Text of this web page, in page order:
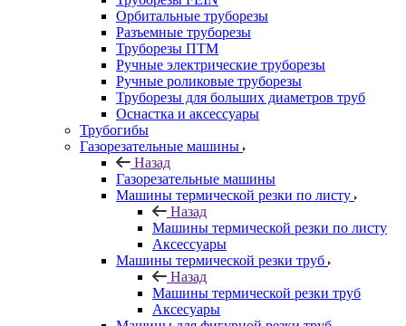
Орбитальные труборезы
Разъемные труборезы
Труборезы ПТМ
Ручные электрические труборезы
Ручные роликовые труборезы
Труборезы для больших диаметров труб
Оснастка и аксессуары
Трубогибы
Газорезательные машины
Назад
Газорезательные машины
Машины термической резки по листу
Назад
Машины термической резки по листу
Аксессуары
Машины термической резки труб
Назад
Машины термической резки труб
Аксесуары